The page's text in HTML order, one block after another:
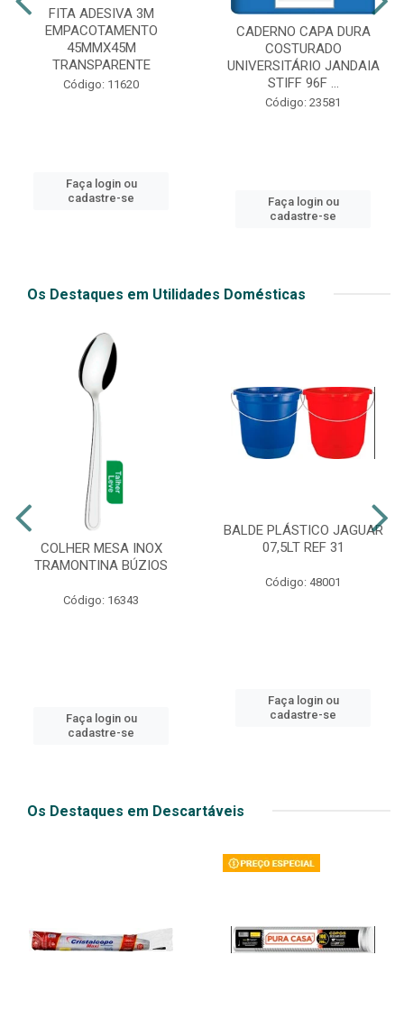
FITA ADESIVA 3M
EMPACOTAMENTO
45MMX45M
TRANSPARENTE
Código: 11620
Faça login ou
cadastre-se
CADERNO CAPA DURA
COSTURADO
UNIVERSITÁRIO JANDAIA
STIFF 96F ...
Código: 23581
Faça login ou
cadastre-se
Os Destaques em Utilidades Domésticas
COLHER MESA INOX
TRAMONTINA BÚZIOS
Código: 16343
Faça login ou
cadastre-se
BALDE PLÁSTICO JAGUAR
07,5LT REF 31
Código: 48001
Faça login ou
cadastre-se
Os Destaques em Descartáveis